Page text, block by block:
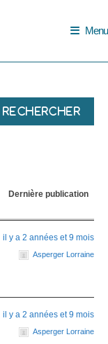
Menu
Dernière publication
il y a 2 années et 9 mois
Asperger Lorraine
il y a 2 années et 9 mois
Asperger Lorraine